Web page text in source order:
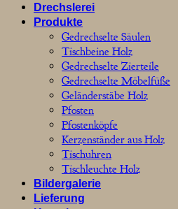
Drechslerei
Produkte
Gedrechselte Säulen
Tischbeine Holz
Gedrechselte Zierteile
Gedrechselte Möbelfüße
Geländerstäbe Holz
Pfosten
Pfostenköpfe
Kerzenständer aus Holz
Tischuhren
Tischleuchte Holz
Bildergalerie
Lieferung